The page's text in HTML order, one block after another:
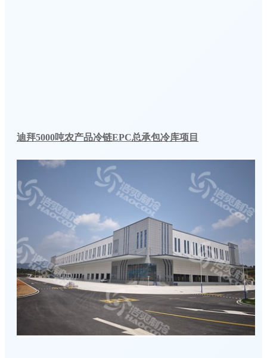
迪拜5000吨农产品冷链EPC总承包冷库项目